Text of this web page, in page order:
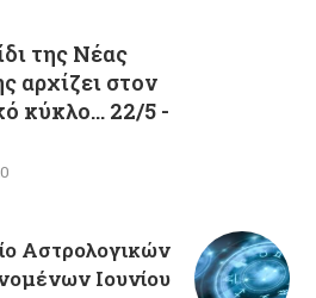
της Νέας
αρχίζει στον
κύκλο... 22/5 -
Αστρολογικών
Ιουνίου